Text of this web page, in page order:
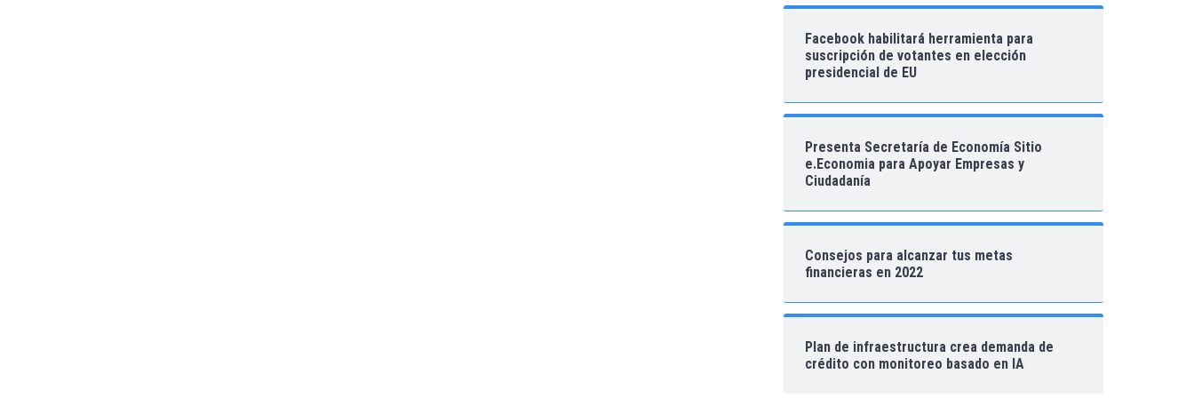
Facebook habilitará herramienta para
suscripción de votantes en elección
presidencial de EU
Presenta Secretaría de Economía Sitio
e.Economia para Apoyar Empresas y
Ciudadanía
Consejos para alcanzar tus metas
financieras en 2022
Plan de infraestructura crea demanda de
crédito con monitoreo basado en IA